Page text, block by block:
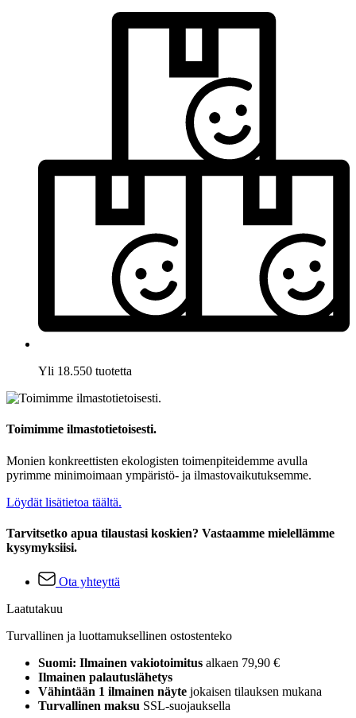
Yli 18.550 tuotetta
Toimimme ilmastotietoisesti.
Monien konkreettisten ekologisten toimenpiteidemme avulla
pyrimme minimoimaan ympäristö- ja ilmastovaikutuksemme.
Löydät lisätietoa täältä.
Tarvitsetko apua tilaustasi koskien? Vastaamme mielellämme
kysymyksiisi.
Ota yhteyttä
Laatutakuu
Turvallinen ja luottamuksellinen ostostenteko
Suomi: Ilmainen vakiotoimitus alkaen 79,90 €
Ilmainen palautuslähetys
Vähintään 1 ilmainen näyte jokaisen tilauksen mukana
Turvallinen maksu SSL-suojauksella